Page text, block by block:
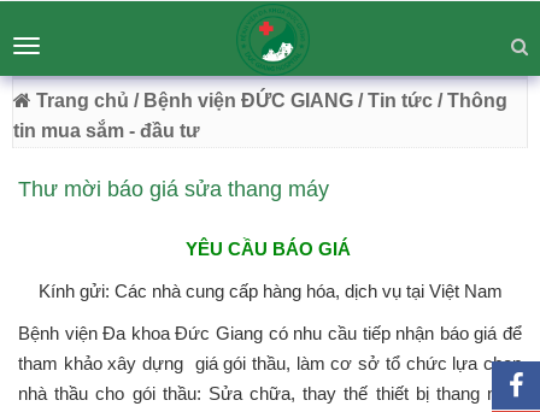
BỆNH VIỆN ĐA KHOA ĐỨC GIANG
Chuyên Sâu - Tận Tâm - Vươn Tầm
54 Trường Lâm, Việt Hưng, Hà Nội
Toggle
navigation
Trang chủ / Bệnh viện ĐỨC GIANG / Tin tức / Thông
tin mua sắm - đầu tư
Thư mời báo giá sửa thang máy
YÊU CẦU BÁO GIÁ
Kính gửi: Các nhà cung cấp hàng hóa, dịch vụ tại Việt Nam
Bệnh viện Đa khoa Đức Giang có nhu cầu tiếp nhận báo giá để
tham khảo xây dựng giá gói thầu, làm cơ sở tổ chức lựa chọn
nhà thầu cho gói thầu: Sửa chữa, thay thế thiết bị thang máy